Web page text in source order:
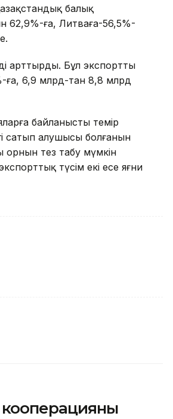
балық
62,9%-ға, Литваға-56,5%-
арттырды. Бұл экспорттың
ға, 6,9 млрд-тан 8,8 млрд
байланысты темір
сатып алушысы болғанын
орнын тез табу мүмкін
түсім екі есе яғни
кооперацияны